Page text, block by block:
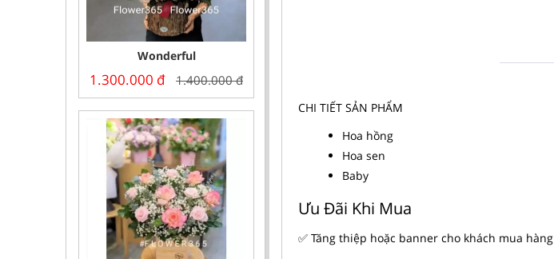
Wonderful
1.300.000 đ 1.400.000đ
CHI TIẾT SẢN PHẨM
Hoa hồng
Hoa sen
Baby
Ưu Đãi Khi Mua
✅ Tăng thiệp hoặc banner cho khách mua hàng